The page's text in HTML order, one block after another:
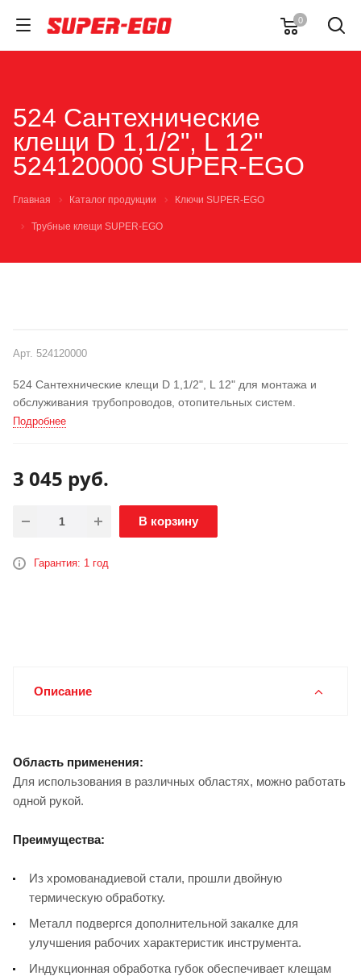
0
524 Сантехнические
клещи D 1,1/2", L 12"
524120000 SUPER-EGO
Главная Каталог продукции Ключи SUPER-EGO
Трубные клещи SUPER-EGO
Арт. 524120000
524 Сантехнические клещи D 1,1/2", L 12" для монтажа и
обслуживания трубопроводов, отопительных систем.
Подробнее
3 045 руб.
В корзину
Гарантия: 1 год
Описание
Область применения:
Для использования в различных областях, можно работать
одной рукой.
Преимущества:
Из хромованадиевой стали, прошли двойную
термическую обработку.
Металл подвергся дополнительной закалке для
улучшения рабочих характеристик инструмента.
Индукционная обработка губок обеспечивает клещам